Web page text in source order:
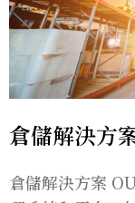
倉儲解決方
倉儲解決方案